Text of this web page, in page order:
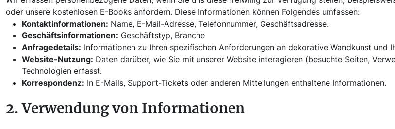
oder unsere kostenlosen E-Books anfordern. Diese Informationen können Folgendes umfassen:
Kontaktinformationen: Name, E-Mail-Adresse, Telefonnummer, Geschäftsadresse.
Geschäftsinformationen: Geschäftstyp, Branche
Anfragedetails: Informationen zu Ihren spezifischen Anforderungen an dekorative Wandkunst und
Website-Nutzung: Daten darüber, wie Sie mit unserer Website interagieren (besuchte Seiten,
Technologien erfasst.
Korrespondenz: In E-Mails, Support-Tickets oder anderen Mitteilungen enthaltene Informationen.
2. Verwendung von Informationen